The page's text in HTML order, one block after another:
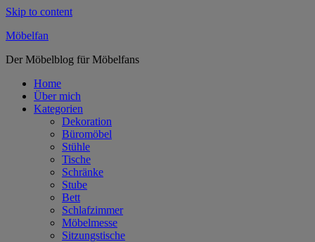
Skip to content
Möbelfan
Der Möbelblog für Möbelfans
Home
Über mich
Kategorien
Dekoration
Büromöbel
Stühle
Tische
Schränke
Stube
Bett
Schlafzimmer
Möbelmesse
Sitzungstische